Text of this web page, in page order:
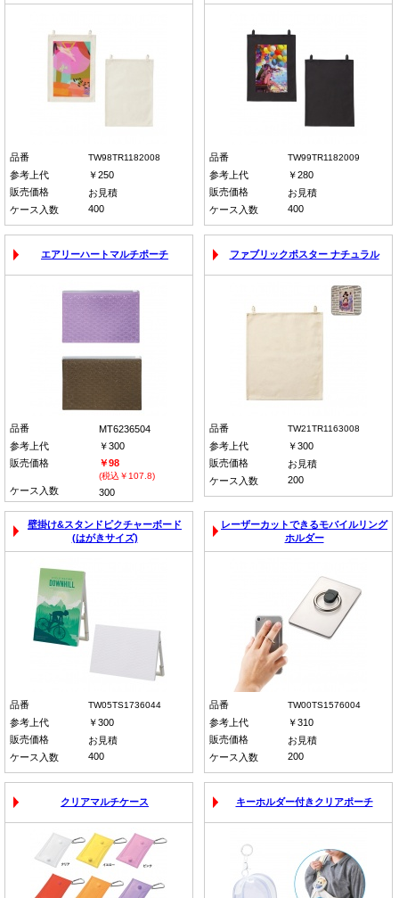
品番 TW98TR1182008
参考上代
￥250
販売価格
お見積
ケース入数
400
品番 TW99TR1182009
参考上代
￥280
販売価格
お見積
ケース入数
400
エアリーハートマルチポーチ
品番
MT6236504
参考上代
￥300
販売価格
￥98
(税込￥107.8)
ケース入数 300
ファブリックポスター ナチュラル
品番 TW21TR1163008
参考上代
￥300
販売価格
お見積
ケース入数
200
壁掛け&スタンドピクチャーボード
(はがきサイズ)
品番 TW05TS1736044
参考上代
￥300
販売価格
お見積
ケース入数
400
レーザーカットできるモバイルリング
ホルダー
品番 TW00TS1576004
参考上代
￥310
販売価格
お見積
ケース入数
200
クリアマルチケース キーホルダー付きクリアポーチ